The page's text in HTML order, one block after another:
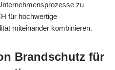
zu
für hochwertige
miteinander kombinieren.
Brandschutz für